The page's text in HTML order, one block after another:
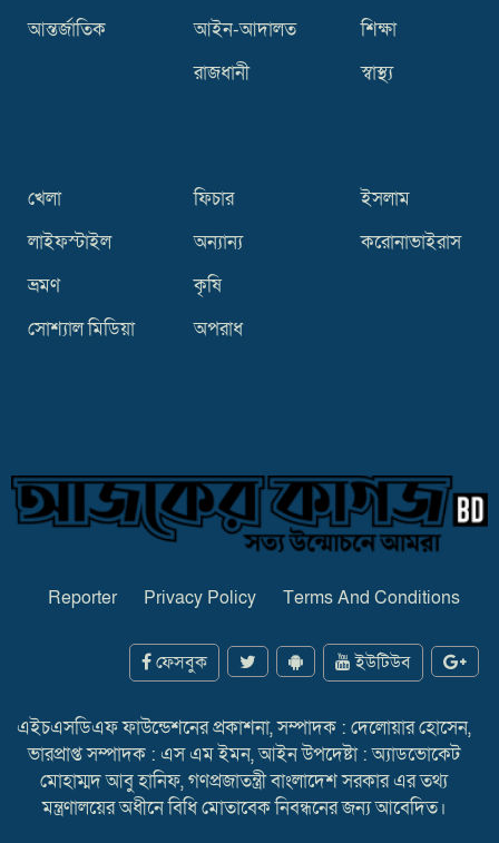
আন্তর্জাতিক
আইন-আদালত
রাজধানী
শিক্ষা
স্বাস্থ্য
খেলা
লাইফস্টাইল
ভ্রমণ
সোশ্যাল মিডিয়া
ফিচার
অন্যান্য
কৃষি
অপরাধ
ইসলাম
করোনাভাইরাস
Reporter Privacy Policy Terms And Conditions
ফেসবুক ইউটিউব
এইচএসডিএফ ফাউন্ডেশনের প্রকাশনা, সম্পাদক : দেলোয়ার হোসেন,
ভারপ্রাপ্ত সম্পাদক : এস এম ইমন, আইন উপদেষ্টা : অ্যাডভোকেট
মোহাম্মদ আবু হানিফ, গণপ্রজাতন্ত্রী বাংলাদেশ সরকার এর তথ্য
মন্ত্রণালয়ের অধীনে বিধি মোতাবেক নিবন্ধনের জন্য আবেদিত।